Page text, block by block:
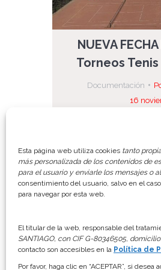
Esta página web utiliza cookies tanto
más personalizada de los contenidos de
para el usuario y enviarle los mensajes o
consentimiento del usuario, salvo en el
para navegar por esta web.
El titular de la web, responsable del
SANTIAGO, con CIF G-80346505,
contacto son accesibles en la Política de
Por favor, haga clic en “ACEPTAR”, si
NUEVA
Torneos
Documentación
16
complace
próximos Torneos
de Tenis. Para más
CELEBRADO):
DOBLES.